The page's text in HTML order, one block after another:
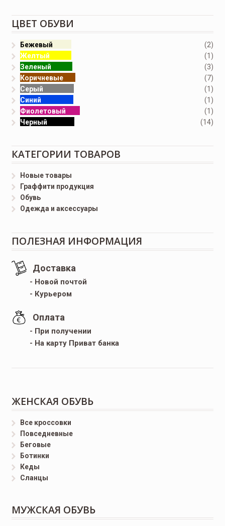
ЦВЕТ ОБУВИ
Бежевый
(2)
Желтый
(1)
Зеленый
(3)
Коричневые
(7)
Серый
(1)
Синий
(1)
Фиолетовый
(1)
Черный
(14)
КАТЕГОРИИ ТОВАРОВ
Новые товары
Граффити продукция
Обувь
Одежда и аксессуары
ПОЛЕЗНАЯ ИНФОРМАЦИЯ
Доставка
- Новой почтой
- Курьером
Оплата
- При получении
- На карту Приват банка
ЖЕНСКАЯ ОБУВЬ
Все кроссовки
Повседневные
Беговые
Ботинки
Кеды
Сланцы
МУЖСКАЯ ОБУВЬ